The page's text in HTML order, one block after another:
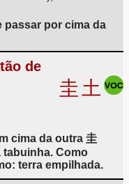
passar por cima da
de
圭 土
cima da outra 圭
tabuinha. Como
terra empilhada.